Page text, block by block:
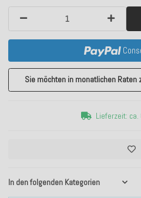
In den folgenden Kategorien
Sie möchten in monatlichen Raten
Lieferzeit: ca.